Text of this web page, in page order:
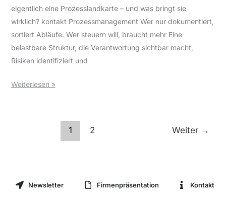
eigentlich eine Prozesslandkarte – und was bringt sie
wirklich? kontakt Prozessmanagement Wer nur dokumentiert,
sortiert Abläufe. Wer steuern will, braucht mehr Eine
belastbare Struktur, die Verantwortung sichtbar macht,
Risiken identifiziert und
Weiterlesen »
1 2 Weiter →
Newsletter Firmenpräsentation Kontakt